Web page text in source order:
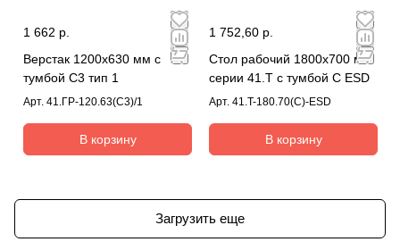
1 662 р.
Верстак 1200х630 мм с
тумбой С3 тип 1
Арт. 41.ГР-120.63(С3)/1
В корзину
1 752,60 р.
Стол рабочий 1800x700 мм
серии 41.Т с тумбой С ESD
Арт. 41.T-180.70(С)-ESD
В корзину
Загрузить еще